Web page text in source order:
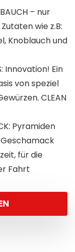
– nur
wie z.B:
Knoblauch und
Innovation! Ein
von speziel
CLEAN
Pyramiden
für die
Fahrt